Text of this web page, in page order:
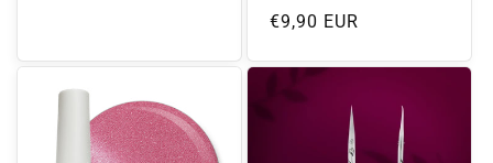
Normaler
€9,90 EUR